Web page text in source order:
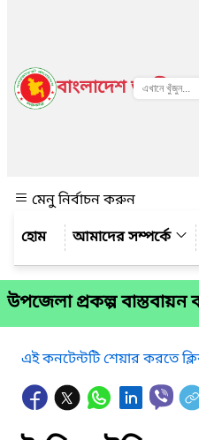
বাংলাদেশ জাতীয়
মেনু নির্বাচন করুন
আমাদের সম্পর্কে
উপজেলা প্রকল্প বাস্তবায়ন
এই কনটেন্টটি শেয়ার করতে